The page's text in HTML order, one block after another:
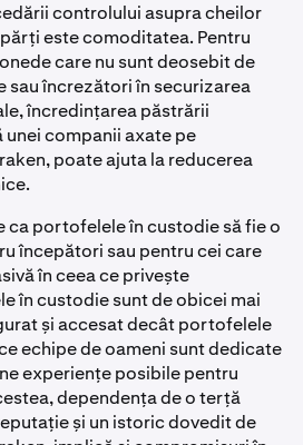
controlului asupra cheilor
este comoditatea. Pentru
care nu sunt deosebit de
sau încrezători în securizarea
încredințarea păstrării
companii axate pe
poate ajuta la reducerea
ca portofelele în custodie să fie o
începători sau pentru cei care
în ceea ce privește
în custodie sunt de obicei mai
și accesat decât portofelele
echipe de oameni sunt dedicate
experiențe posibile pentru
dependența de o terță
și un istoric dovedit de